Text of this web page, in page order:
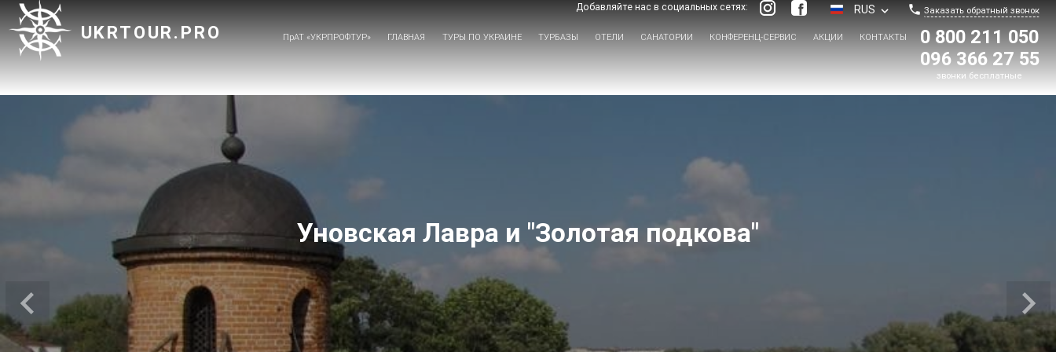
UKRTOUR.PRO
local_phone Заказать обратный звонок
RUS keyboard_arrow_down
Добавляйте нас в социальных сетях:
ПрАТ «УКРПРОФТУР» ГЛАВНАЯ ТУРЫ ПО УКРАИНЕ ТУРБАЗЫ ОТЕЛИ САНАТОРИИ КОНФЕРЕНЦ-СЕРВИС АКЦИИ КОНТАКТЫ
0 800 211 050
096 366 27 55
звонки бесплатные
Уновская Лавра и "Золотая подкова"